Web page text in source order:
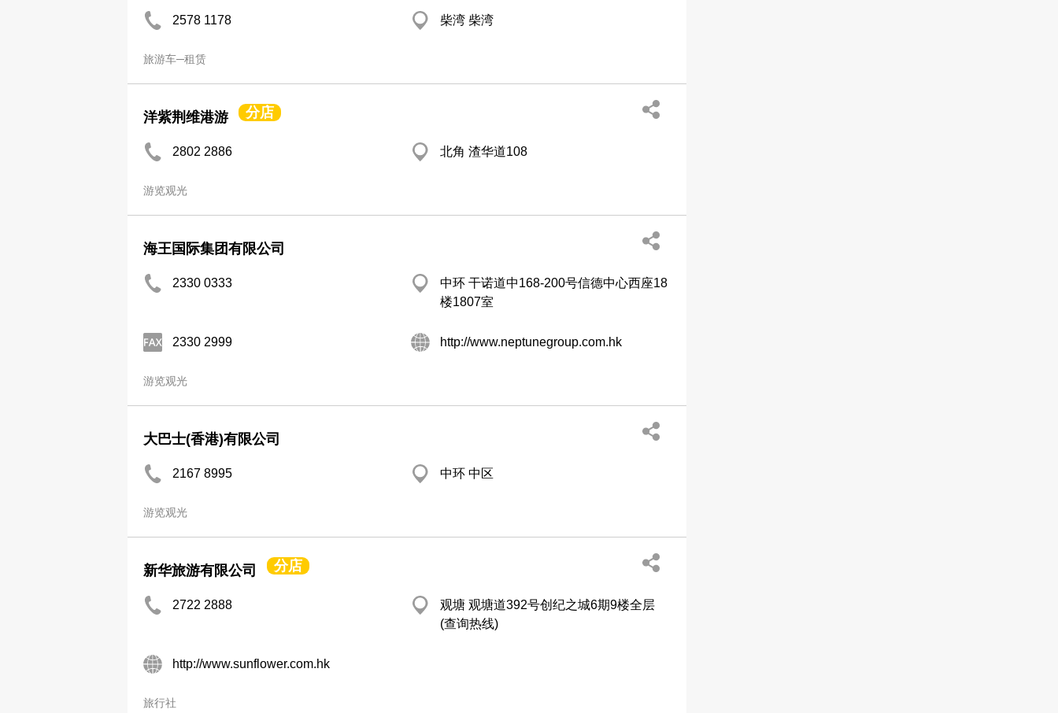
2578 1178 柴湾 柴湾
旅游车─租赁
洋紫荆维港游 分店
2802 2886 北角 渣华道108
游览观光
海王国际集团有限公司
2330 0333
中环 干诺道中168-200号信德中心西座18
楼1807室
2330 2999 http://www.neptunegroup.com.hk
游览观光
大巴士(香港)有限公司
2167 8995 中环 中区
游览观光
新华旅游有限公司 分店
2722 2888
观塘 观塘道392号创纪之城6期9楼全层
(查询热线)
http://www.sunflower.com.hk
旅行社